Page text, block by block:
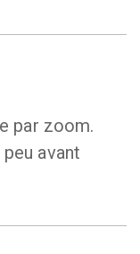
par zoom.
avant